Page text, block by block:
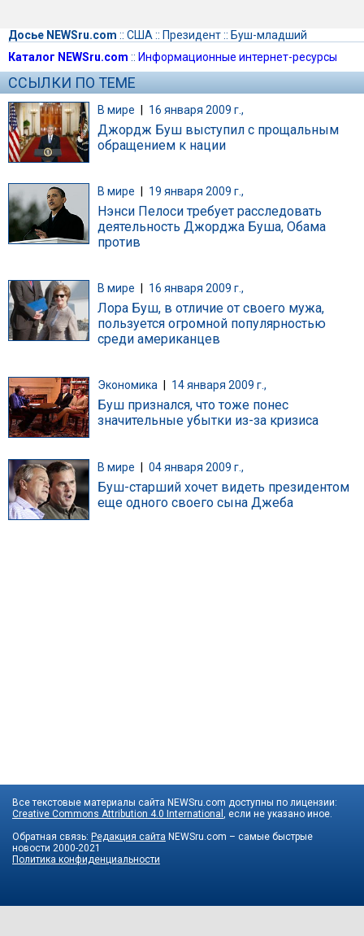
Досье NEWSru.com :: США :: Президент:: Буш-младший
Каталог NEWSru.com :: Информационные интернет-ресурсы
ССЫЛКИ ПО ТЕМЕ
В мире | 16 января 2009 г.,
Джордж Буш выступил с прощальным
обращением к нации
В мире 19 января 2009 г.,
Нэнси Пелоси требует расследовать
деятельность Джорджа Буша, Обама
против
В мире 16 января 2009 г.,
Лора Буш, в отличие от своего мужа,
пользуется огромной популярностью
среди американцев
Экономика 14 января 2009 г.,
Буш признался, что тоже понес
значительные убытки из-за кризиса
В мире | 04 января 2009 г.,
Буш-старший хочет видеть президентом
еще одного своего сына Джеба
Все текстовые материалы сайта NEWSru.com доступны по лицензии:
Creative Commons Attribution 4.0 International , если не указано иное.
Обратная связь: Редакция сайта NEWSru.com – самые быстрые
новости 2000-2021
Политика конфиденциальности